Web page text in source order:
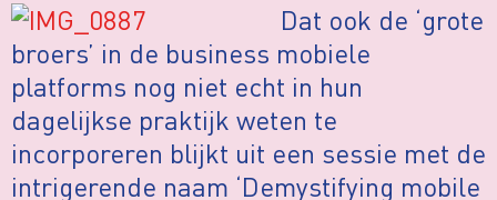
Dat ook de ‘grote
broers’ in de business mobiele
platforms nog niet echt in hun
dagelijkse praktijk weten te
incorporeren blijkt uit een sessie met de
intrigerende naam ‘Demystifying mobile